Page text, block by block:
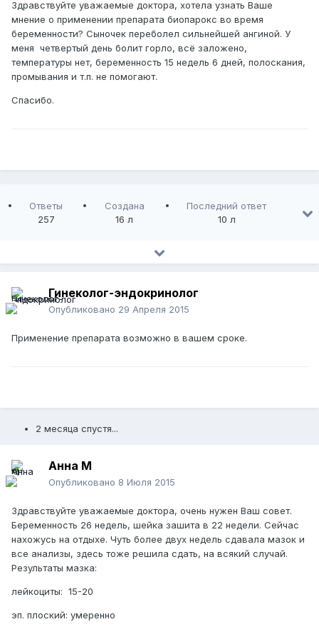
Здравствуйте уважаемые доктора, хотела узнать Ваше
мнение о применении препарата биопарокс во время
беременности? Сыночек переболел сильнейшей ангиной. У
меня четвертый день болит горло, всё заложено,
температуры нет, беременность 15 недель 6 дней, полоскания,
промывания и т.п. не помогают.
Спасибо.
Ответы
257
Создана
16 л
Последний ответ
10 л
Гинеколог-эндокринолог
Опубликовано 29 Апреля 2015
Применение препарата возможно в вашем сроке.
2 месяца спустя...
Анна М
Опубликовано 8 Июля 2015
Здравствуйте уважаемые доктора, очень нужен Ваш совет.
Беременность 26 недель, шейка зашита в 22 недели. Сейчас
нахожусь на отдыхе. Чуть более двух недель сдавала мазок и
все анализы, здесь тоже решила сдать, на всякий случай.
Результаты мазка:
лейкоциты: 15-20
эп. плоский: умеренно